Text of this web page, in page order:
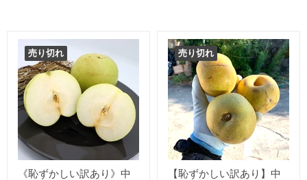
売り切れ
《恥ずかしい訳あり》中
売り切れ
【恥ずかしい訳あり】中